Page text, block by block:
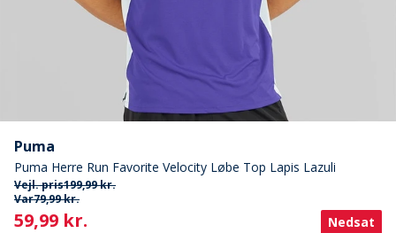
Puma
Puma Herre Run Favorite Velocity Løbe Top Lapis Lazuli
Vejl. pris199,99 kr.
Var79,99 kr.
Current
59,99 kr. Nedsat